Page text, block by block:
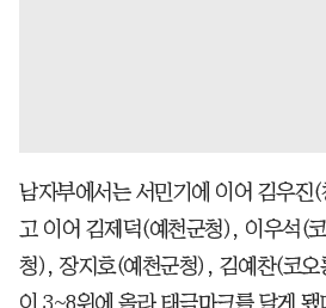
남자부에서는 서민기에 이어 김우진
고 이어 김제덕(예천군청), 이우석(
청), 장지호(예천군청), 김예찬(코
이 3~8위에 올라 태극마크를 달게 됐